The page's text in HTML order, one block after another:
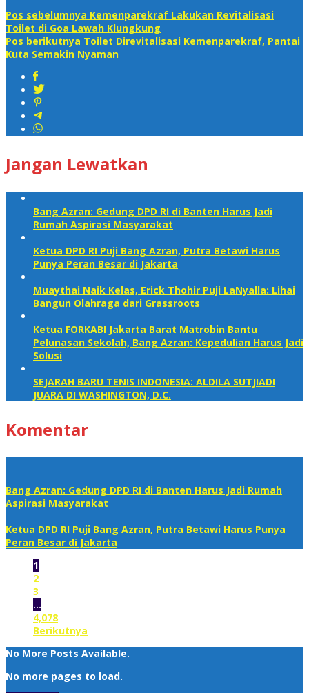
Pos sebelumnya Kemenparekraf Lakukan Revitalisasi
Toilet di Goa Lawah Klungkung
Pos berikutnya Toilet Direvitalisasi Kemenparekraf, Pantai
Kuta Semakin Nyaman
Jangan Lewatkan
Bang Azran: Gedung DPD RI di Banten Harus Jadi
Rumah Aspirasi Masyarakat
Ketua DPD RI Puji Bang Azran, Putra Betawi Harus
Punya Peran Besar di Jakarta
Muaythai Naik Kelas, Erick Thohir Puji LaNyalla: Lihai
Bangun Olahraga dari Grassroots
Ketua FORKABI Jakarta Barat Matrobin Bantu
Pelunasan Sekolah, Bang Azran: Kepedulian Harus Jadi
Solusi
SEJARAH BARU TENIS INDONESIA: ALDILA SUTJIADI
JUARA DI WASHINGTON, D.C.
Komentar
Bang Azran: Gedung DPD RI di Banten Harus Jadi Rumah
Aspirasi Masyarakat
Ketua DPD RI Puji Bang Azran, Putra Betawi Harus Punya
Peran Besar di Jakarta
1
2
3
…
4,078
Berikutnya
No More Posts Available.
No more pages to load.